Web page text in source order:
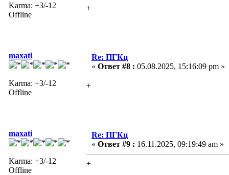
Karma: +3/-12
Offline
+
maxati
Karma: +3/-12
Offline
Re: ПГКц
« Ответ #8 : 05.08.2025, 15:16:09 pm »
+
maxati
Karma: +3/-12
Offline
Re: ПГКц
« Ответ #9 : 16.11.2025, 09:19:49 am »
+